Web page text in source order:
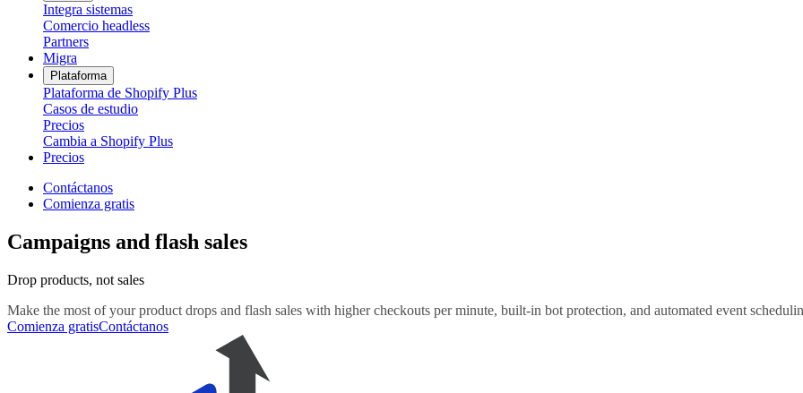
Integra sistemas
Comercio headless
Partners
Migra
Plataforma
Plataforma de Shopify Plus
Casos de estudio
Precios
Cambia a Shopify Plus
Precios
Contáctanos
Comienza gratis
Campaigns and flash sales
Drop products, not sales
Make the most of your product drops and flash sales with higher checkouts per minute, built-in bot protection, and automated event
Comienza gratisContáctanos